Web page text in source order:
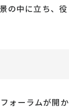
の中に立ち、役
ォーラムが開か